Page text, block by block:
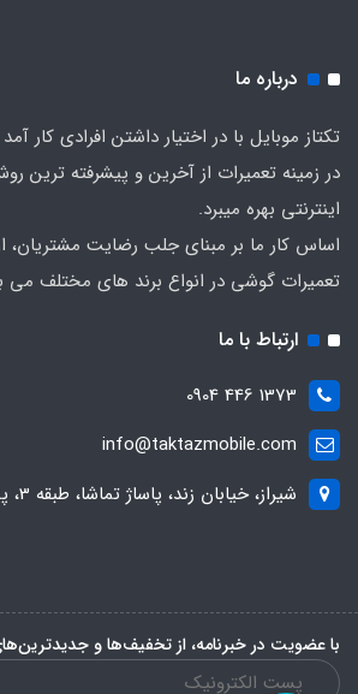
درباره ما
تکتاز موبایل با در اختیار داشتن افرادی کار
در زمینه تعمیرات از آخرین و پیشرفته ترین
اینترنتی بهره میبرد.
اساس کار ما بر مبنای جلب رضایت مشتریان،
تعمیرات گوشی در انواع برند های مختلف می
ارتباط با ما
1373 446 0904
info@taktazmobile.com
شیراز، خیابان زند، پاساژ تماشا، طبقه 3، پلاک 62
با عضویت در خبرنامه، از تخفیف‌ها و